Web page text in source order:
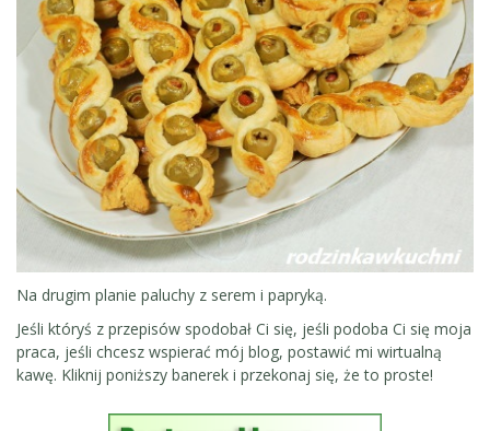
Na drugim planie paluchy z serem i papryką.
Jeśli któryś z przepisów spodobał Ci się, jeśli podoba Ci się moja
praca, jeśli chcesz wspierać mój blog, postawić mi wirtualną
kawę. Kliknij poniższy banerek i przekonaj się, że to proste!